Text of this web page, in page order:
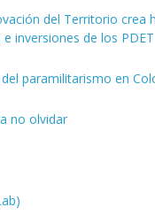
del Territorio crea
inversiones de los PDET
paramilitarismo en
no olvidar